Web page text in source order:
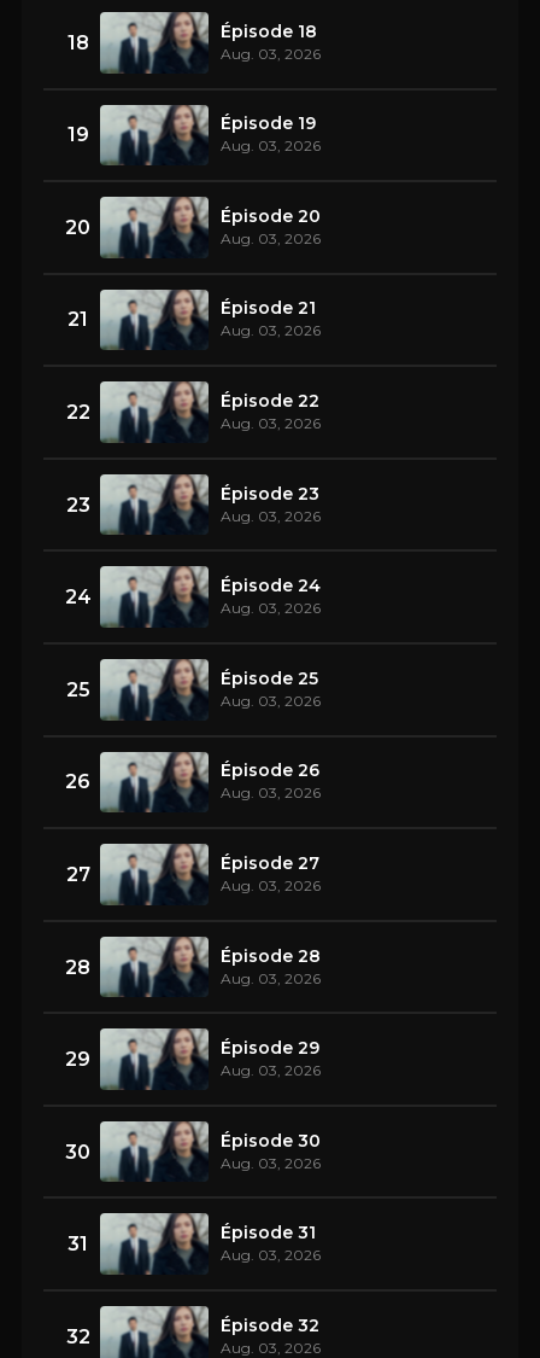
18 Épisode 18
Aug. 03, 2026
19 Épisode 19
Aug. 03, 2026
20 Épisode 20
Aug. 03, 2026
21 Épisode 21
Aug. 03, 2026
22 Épisode 22
Aug. 03, 2026
23 Épisode 23
Aug. 03, 2026
24 Épisode 24
Aug. 03, 2026
25 Épisode 25
Aug. 03, 2026
26 Épisode 26
Aug. 03, 2026
27 Épisode 27
Aug. 03, 2026
28 Épisode 28
Aug. 03, 2026
29 Épisode 29
Aug. 03, 2026
30 Épisode 30
Aug. 03, 2026
31 Épisode 31
Aug. 03, 2026
32 Épisode 32
Aug. 03, 2026